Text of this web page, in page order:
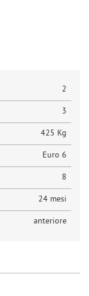
2
3
425 Kg
Euro 6
8
24 mesi
anteriore